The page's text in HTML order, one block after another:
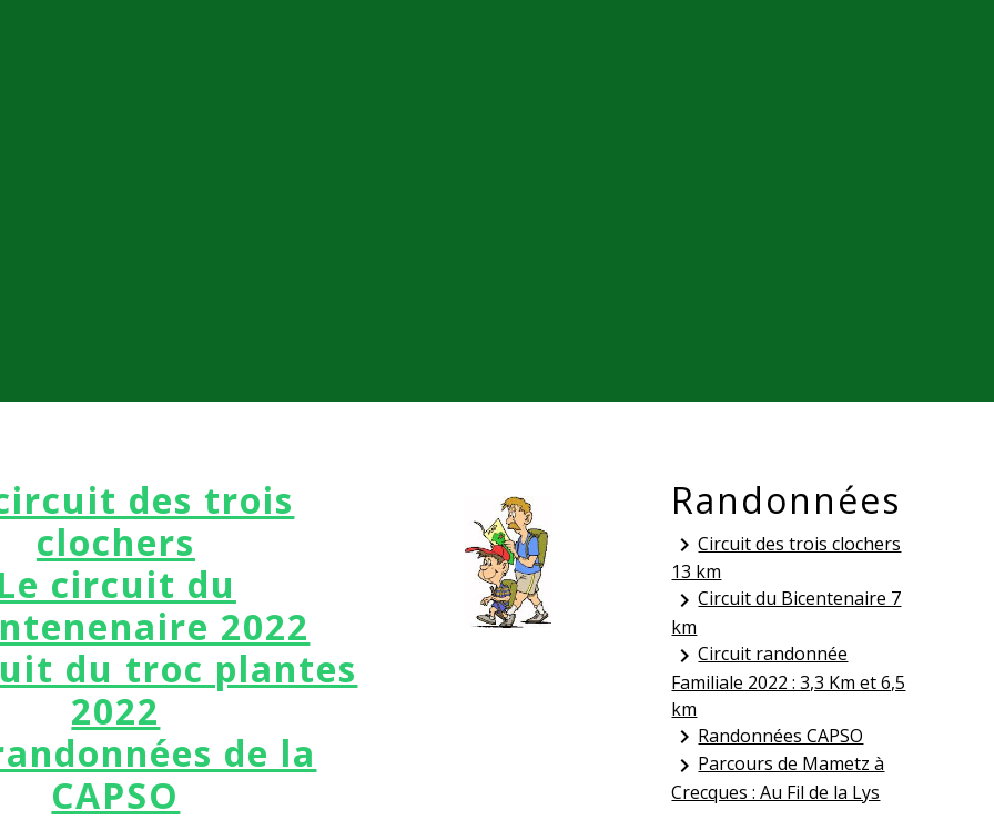
des trois
clochers
Le circuit du
2022
du troc plantes
2022
de la
CAPSO
Randonnées
keyboard_arrow_rightCircuit des trois clochers
13 km
keyboard_arrow_rightCircuit du Bicentenaire 7
km
keyboard_arrow_rightCircuit randonnée
Familiale 2022 : 3,3 Km et 6,5
km
keyboard_arrow_rightRandonnées CAPSO
keyboard_arrow_rightParcours de Mametz à
Crecques : Au Fil de la Lys